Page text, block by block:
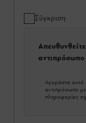
Σύγκριση
Αγοράστε αυτό
αντιπρόσωπο
πληροφορίες